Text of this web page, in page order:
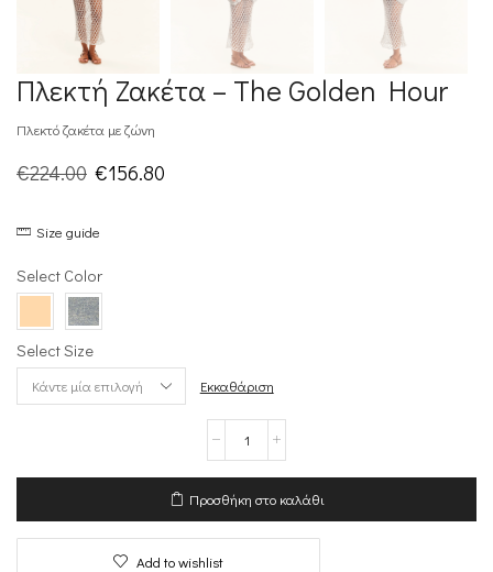
Πλεκτή Ζακέτα – The Golden Hour
Πλεκτό ζακέτα με ζώνη
€224.00 Original
was:
€224.00.
€156.80
Size guide
Select Color
Select Size
Εκκαθάριση
Ζακέτα
–
Golden
Hour
Προσθήκη στο καλάθι
Add to wishlist